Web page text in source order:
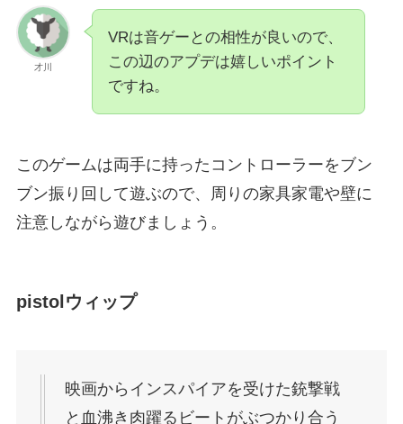
才川
VRは音ゲーとの相性が良いので、
この辺のアプデは嬉しいポイント
ですね。
このゲームは両手に持ったコントローラーをブン
ブン振り回して遊ぶので、周りの家具家電や壁に
注意しながら遊びましょう。
pistolウィップ
映画からインスパイアを受けた銃撃戦
と血沸き肉躍るビートがぶつかり合う